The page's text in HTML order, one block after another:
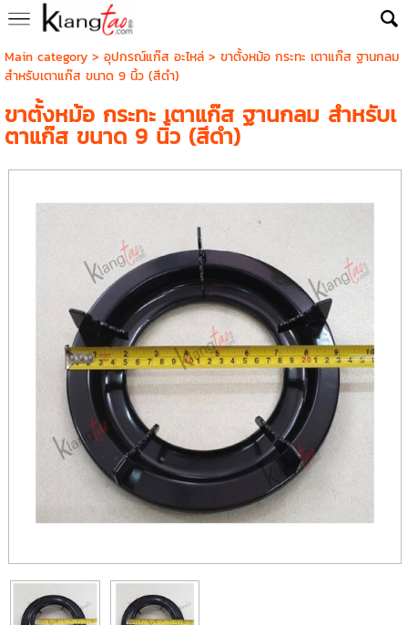
Main category> อุปกรณ์แก๊ส อะไหล่> ขาตั้งหม้อ กระทะ เตาแก๊ส ฐานกลม
สำหรับเตาแก๊ส ขนาด 9 นิ้ว (สีดำ)
ขาตั้งหม้อ กระทะ เตาแก๊ส ฐานกลม สำหรับเ
ตาแก๊ส ขนาด 9 นิ้ว (สีดำ)